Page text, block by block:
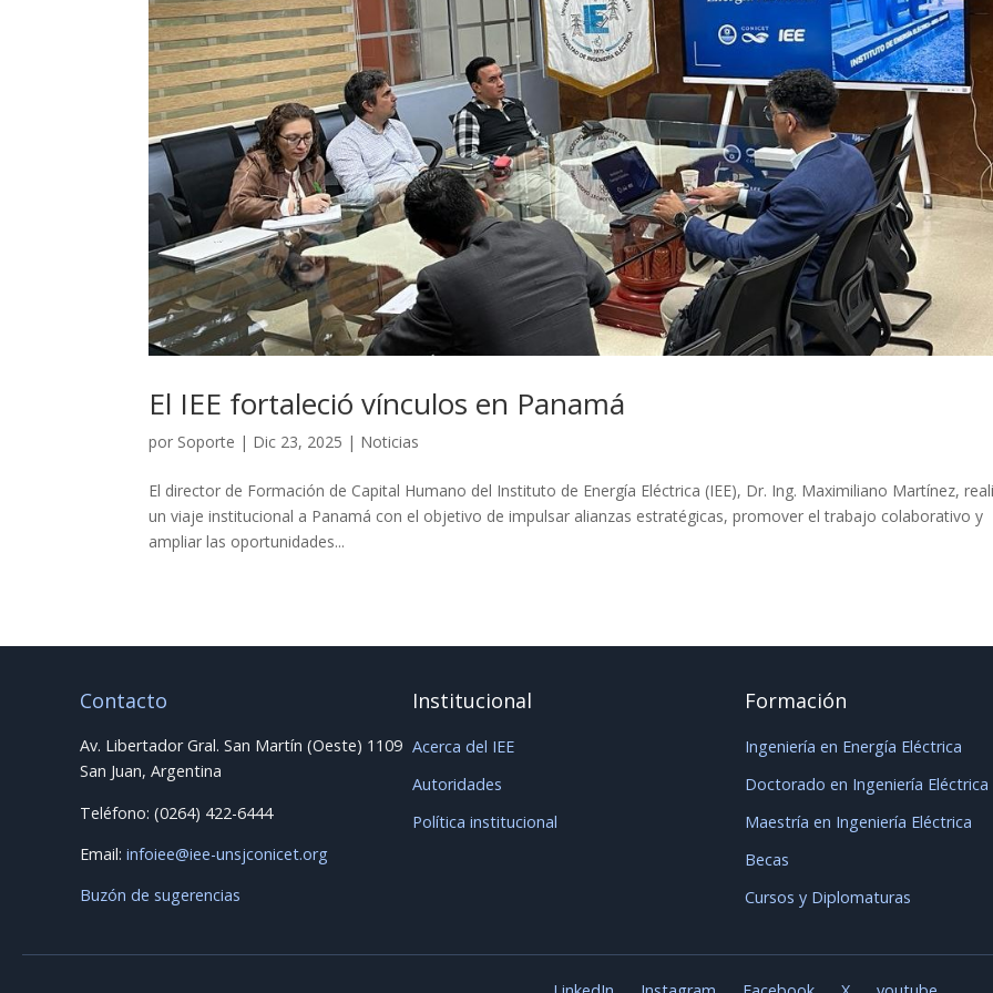
El IEE fortaleció vínculos en Panamá
por Soporte | Dic 23, 2025 | Noticias
El director de Formación de Capital Humano del Instituto de Energía Eléctrica (IEE), Dr. Ing. Maximiliano Martínez,
un viaje institucional a Panamá con el objetivo de impulsar alianzas estratégicas, promover el trabajo colaborativo y
ampliar las oportunidades...
Contacto
Av. Libertador Gral. San Martín (Oeste) 1109
San Juan, Argentina
Teléfono: (0264) 422-6444
Email: infoiee@iee-unsjconicet.org
Buzón de sugerencias
Institucional
Acerca del IEE
Autoridades
Política institucional
Formación
Ingeniería en Energía Eléctrica
Doctorado en Ingeniería Eléctrica
Maestría en Ingeniería Eléctrica
Becas
Cursos y Diplomaturas